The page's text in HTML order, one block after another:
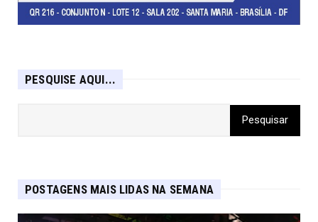
PESQUISE AQUI...
POSTAGENS MAIS LIDAS NA SEMANA